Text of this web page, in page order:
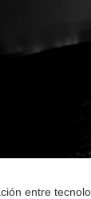
entre